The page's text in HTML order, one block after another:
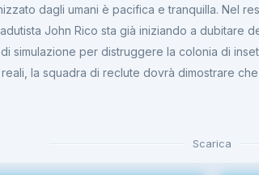
dagli umani è pacifica e tranquilla. Nel
John Rico sta già iniziando a dubitare
simulazione per distruggere la colonia di
la squadra di reclute dovrà dimostrare
Scarica